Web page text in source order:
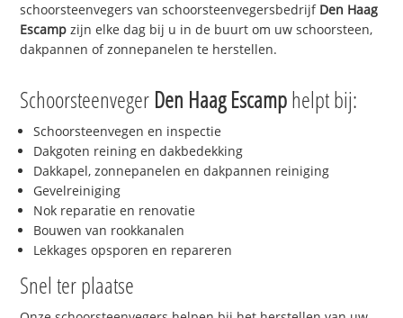
schoorsteenvegers van schoorsteenvegersbedrijf Den Haag
Escamp zijn elke dag bij u in de buurt om uw schoorsteen,
dakpannen of zonnepanelen te herstellen.
Schoorsteenveger Den Haag Escamphelpt bij:
Schoorsteenvegen en inspectie
Dakgoten reining en dakbedekking
Dakkapel, zonnepanelen en dakpannen reiniging
Gevelreiniging
Nok reparatie en renovatie
Bouwen van rookkanalen
Lekkages opsporen en repareren
Snel ter plaatse